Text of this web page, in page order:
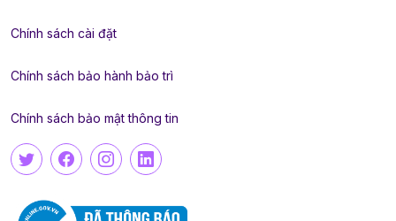
Chính sách cài đặt
Chính sách bảo hành bảo trì
Chính sách bảo mật thông tin